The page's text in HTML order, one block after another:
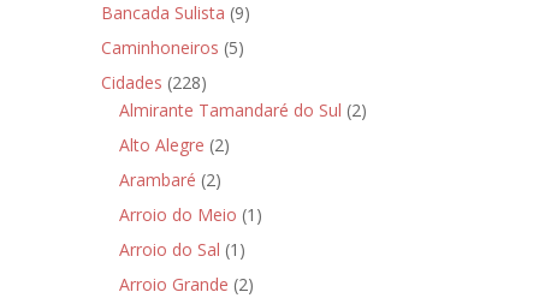
Bancada Sulista (9)
Caminhoneiros (5)
Cidades (228)
Almirante Tamandaré do Sul (2)
Alto Alegre (2)
Arambaré (2)
Arroio do Meio (1)
Arroio do Sal (1)
Arroio Grande (2)